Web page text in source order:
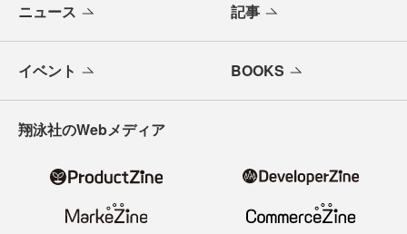
ニュース 記事
イベント BOOKS
翔泳社のWebメディア